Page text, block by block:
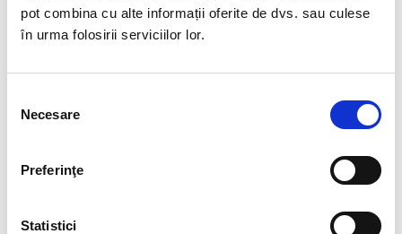
pot combina cu alte informații oferite de dvs. sau culese
în urma folosirii serviciilor lor.
consimțământului
Necesare
Preferinţe
Statistici
Cristal Unicat. Veti primi exact produsul din imagine.